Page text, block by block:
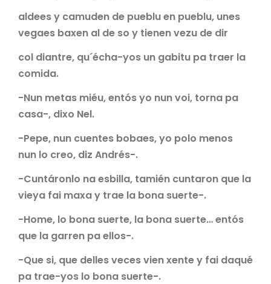
aldees y camuden de pueblu en pueblu, unes
vegaes baxen al de so y tienen vezu de dir
col diantre, qu´écha-yos un gabitu pa traer la
comida.
-Nun metas miéu, entós yo nun voi, torna pa
casa-, dixo Nel.
-Pepe, nun cuentes bobaes, yo polo menos
nun lo creo, diz Andrés-.
-Cuntáronlo na esbilla, tamién cuntaron que la
vieya fai maxa y trae la bona suerte-.
-Home, lo bona suerte, la bona suerte… entós
que la garren pa ellos-.
-Que si, que delles veces vien xente y fai daqué
pa trae-yos lo bona suerte-.